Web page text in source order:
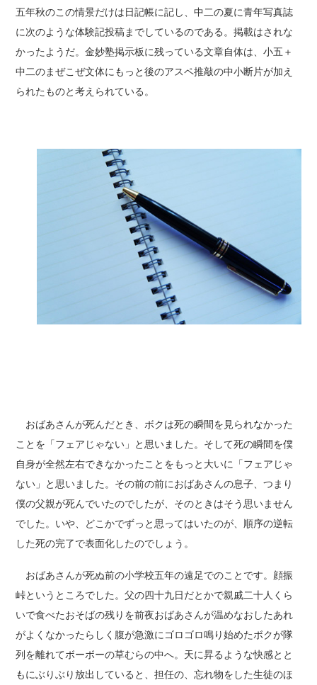
五年秋のこの情景だけは日記帳に記し、中二の夏に青年写真誌
に次のような体験記投稿までしているのである。掲載はされな
かったようだ。金妙塾掲示板に残っている文章自体は、小五＋
中二のまぜこぜ文体にもっと後のアスペ推敲の中小断片が加え
られたものと考えられている。
おばあさんが死んだとき、ボクは死の瞬間を見られなかった
ことを「フェアじゃない」と思いました。そして死の瞬間を僕
自身が全然左右できなかったことをもっと大いに「フェアじゃ
ない」と思いました。その前の前におばあさんの息子、つまり
僕の父親が死んでいたのでしたが、そのときはそう思いません
でした。いや、どこかでずっと思ってはいたのが、順序の逆転
した死の完了で表面化したのでしょう。
おばあさんが死ぬ前の小学校五年の遠足でのことです。顔振
峠というところでした。父の四十九日だとかで親戚二十人くら
いで食べたおそばの残りを前夜おばあさんが温めなおしたあれ
がよくなかったらしく腹が急激にゴロゴロ鳴り始めたボクが隊
列を離れてボーボーの草むらの中へ。天に昇るような快感とと
もにぶりぶり放出していると、担任の、忘れ物をした生徒のほ